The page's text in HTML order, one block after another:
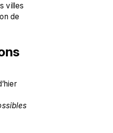
villes
de